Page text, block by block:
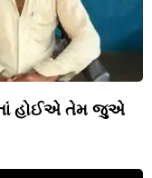
હોઈએ તેમ જુએ